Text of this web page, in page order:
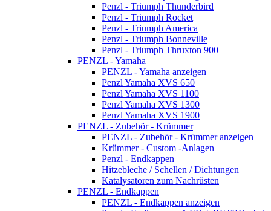
Penzl - Triumph Thunderbird
Penzl - Triumph Rocket
Penzl - Triumph America
Penzl - Triumph Bonneville
Penzl - Triumph Thruxton 900
PENZL - Yamaha
PENZL - Yamaha anzeigen
Penzl Yamaha XVS 650
Penzl Yamaha XVS 1100
Penzl Yamaha XVS 1300
Penzl Yamaha XVS 1900
PENZL - Zubehör - Krümmer
PENZL - Zubehör - Krümmer anzeigen
Krümmer - Custom -Anlagen
Penzl - Endkappen
Hitzebleche / Schellen / Dichtungen
Katalysatoren zum Nachrüsten
PENZL - Endkappen
PENZL - Endkappen anzeigen